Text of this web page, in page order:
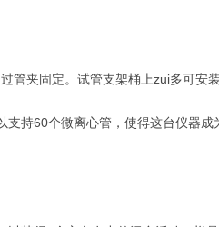
管夹固定。试管支架桶上zui多可安
持60个微离心管，使得这台仪器成